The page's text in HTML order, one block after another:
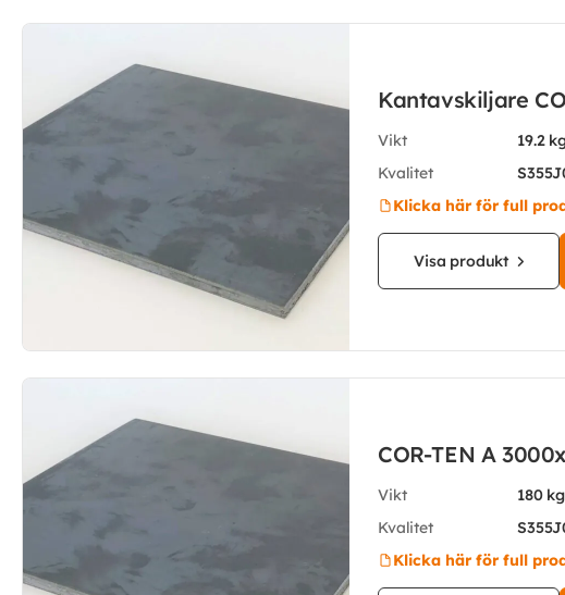
Kantavskiljare
Vikt
19.2
Kvalitet
Klicka här för full
Visa produkt
COR-TEN A
Vikt
180 kg
Kvalitet
Klicka här för full